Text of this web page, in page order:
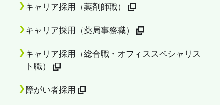
キャリア採用（薬剤師職）
キャリア採用（薬局事務職）
キャリア採用（総合職・オフィススペシャリス
ト職）
障がい者採用